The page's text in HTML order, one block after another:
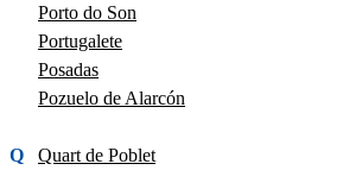
Porto do Son
Portugalete
Posadas
Pozuelo de Alarcón
Q Quart de Poblet